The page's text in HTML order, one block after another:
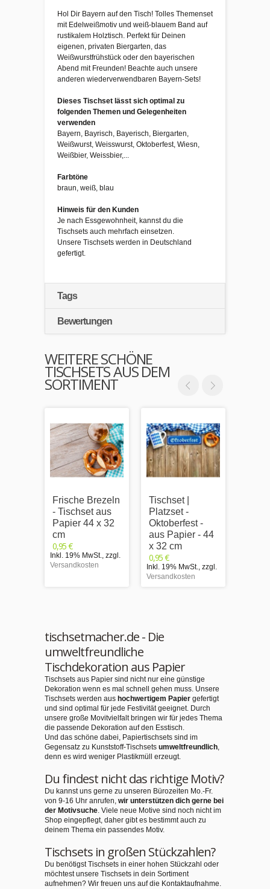
Hol Dir Bayern auf den Tisch! Tolles Themenset
mit Edelweißmotiv und weiß-blauem Band auf
rustikalem Holztisch. Perfekt für Deinen
eigenen, privaten Biergarten, das
Weißwurstfrühstück oder den bayerischen
Abend mit Freunden! Beachte auch unsere
anderen wiederverwendbaren Bayern-Sets!
Dieses Tischset lässt sich optimal zu
folgenden Themen und Gelegenheiten
verwenden
Bayern, Bayrisch, Bayerisch, Biergarten,
Weißwurst, Weisswurst, Oktoberfest, Wiesn,
Weißbier, Weissbier,...
Farbtöne
braun, weiß, blau
Hinweis für den Kunden
Je nach Essgewohnheit, kannst du die
Tischsets auch mehrfach einsetzen.
Unsere Tischsets werden in Deutschland
gefertigt.
Tags
Bewertungen
WEITERE SCHÖNE
TISCHSETS AUS DEM
SORTIMENT
Frische Brezeln
- Tischset aus
Papier 44 x 32
cm
0,95 €
Inkl. 19% MwSt., zzgl.
Versandkosten
Tischset |
Platzset -
Oktoberfest -
aus Papier - 44
x 32 cm
0,95 €
Inkl. 19% MwSt., zzgl.
Versandkosten
tischsetmacher.de - Die
umweltfreundliche
Tischdekoration aus Papier
Tischsets aus Papier sind nicht nur eine günstige
Dekoration wenn es mal schnell gehen muss. Unsere
Tischsets werden aus hochwertigem Papier gefertigt
und sind optimal für jede Festivität geeignet. Durch
unsere große Movitvielfalt bringen wir für jedes Thema
die passende Dekoration auf den Esstisch.
Und das schöne dabei, Papiertischsets sind im
Gegensatz zu Kunststoff-Tischsets umweltfreundlich,
denn es wird weniger Plastikmüll erzeugt.
Du findest nicht das richtige Motiv?
Du kannst uns gerne zu unseren Bürozeiten Mo.-Fr.
von 9-16 Uhr anrufen, wir unterstützen dich gerne bei
der Motivsuche. Viele neue Motive sind noch nicht im
Shop eingepflegt, daher gibt es bestimmt auch zu
deinem Thema ein passendes Motiv.
Tischsets in großen Stückzahlen?
Du benötigst Tischsets in einer hohen Stückzahl oder
möchtest unsere Tischsets in dein Sortiment
aufnehmen? Wir freuen uns auf die Kontaktaufnahme.